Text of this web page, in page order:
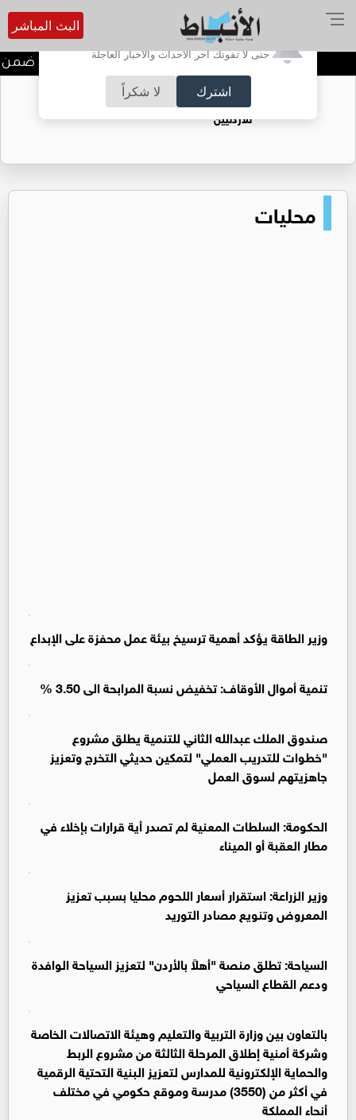
أترغب في تفعيل الإشعارات؟
حتى لا تفوتك آخر الأحداث والأخبار العاجلة
اشترك لا شكراً
البث المباشر
ندوة تعاين التراث الأردني ضمن
حقل الريشة حين يتحول الغاز إلى فرص عمل
للأردنيين
محليات
وزير الطاقة يؤكد أهمية ترسيخ بيئة عمل محفزة على الإبداع
تنمية أموال الأوقاف: تخفيض نسبة المرابحة الى 3.50 %
صندوق الملك عبدالله الثاني للتنمية يطلق مشروع
"خطوات للتدريب العملي" لتمكين حديثي التخرج وتعزيز
جاهزيتهم لسوق العمل
الحكومة: السلطات المعنية لم تصدر أية قرارات بإخلاء في
مطار العقبة أو الميناء
وزير الزراعة: استقرار أسعار اللحوم محليا بسبب تعزيز
المعروض وتنويع مصادر التوريد
السياحة: تطلق منصة "أهلاً بالأردن" لتعزيز السياحة الوافدة
ودعم القطاع السياحي
بالتعاون بين وزارة التربية والتعليم وهيئة الاتصالات الخاصة
وشركة أمنية إطلاق المرحلة الثالثة من مشروع الربط
والحماية الإلكترونية للمدارس لتعزيز البنية التحتية الرقمية
في أكثر من (3550) مدرسة وموقع حكومي في مختلف
أنحاء المملكة